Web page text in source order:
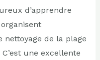
d’apprendre
de la plage
une excellente